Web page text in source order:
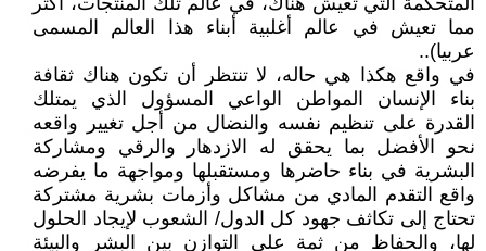
مما تعيش في عالم أغلبية أبناء هذا العالم المسمى
عربيا)..
في واقع هكذا هي حاله، لا تنتظر أن تكون هناك ثقافة
بناء الإنسان المواطن الواعي المسؤول الذي يمتلك
القدرة على تنظيم نفسه والنضال من أجل تغيير واقعه
نحو الأفضل بما يحقق له الازدهار والرقي ومشاركة
البشرية في بناء حاضرها ومستقبلها ومواجهة ما يفرضه
واقع التقدم المادي من مشاكل وأزمات بشرية مشتركة
تحتاج إلى تكاثف جهود كل الدول/ الشعوب لإيجاد الحلول
لها، والحفاظ من ثمة على التوازن بين البشر والبيئة